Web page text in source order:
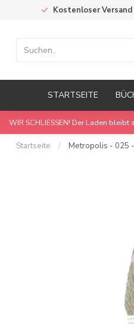
Kostenloser Versand
STARTSEITE
WIR SCHLIESSEN! Der Laden
Startseite / Metropolis - 025